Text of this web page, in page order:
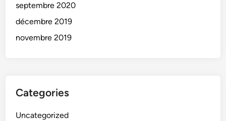
septembre 2020
décembre 2019
novembre 2019
Categories
Uncategorized